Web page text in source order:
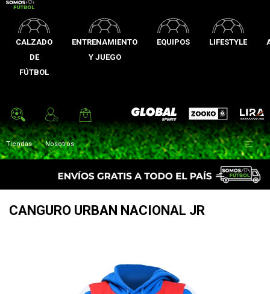
CALZADO
DE
FÚTBOL
ENTRENAMIENTO
Y JUEGO
EQUIPOS LIFESTYLE
Global Sports Zooko Lira
Tiendas Nosotros 
CANGURO URBAN NACIONAL JR